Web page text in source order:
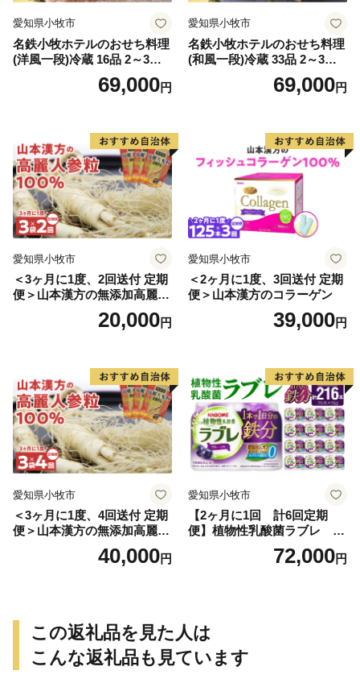
愛知県小牧市
名鉄小牧ホテルのおせち料理
(洋風一段)冷蔵 16品 2～3人
前 2027年【数量限定 お申込
期限12/15】 解凍不要 ホテル
人気 新春 迎春おせち 定番お
せち 本格おせち 洋風おせち
縁起物おせち 12月31日 お届
け お正月 お取り寄せ
69,000円
愛知県小牧市
名鉄小牧ホテルのおせち料理
(和風一段)冷蔵 33品 2～3人
前 2027年【数量限定 お申込
期限12/15】 解凍不要 ホテル
人気 新春 迎春おせち 定番お
せち 本格おせち 和風おせち
縁起物おせち 12月31日 お届
け お正月 お取り寄せ
69,000円
愛知県小牧市
＜3ヶ月に1度、2回送付 定期
便＞山本漢方の無添加高麗人
20,000円
愛知県小牧市
＜2ヶ月に1度、3回送付 定期
便＞山本漢方のコラーゲン
39,000円
愛知県小牧市
＜3ヶ月に1度、4回送付 定期
便＞山本漢方の無添加高麗人
40,000円
愛知県小牧市
【2ヶ月に1回 計6回定期
便】植物性乳酸菌ラブレ 鉄
分36本（計216本） [052S07-
72,000円
この返礼品を見た人は
こんな返礼品も見ています